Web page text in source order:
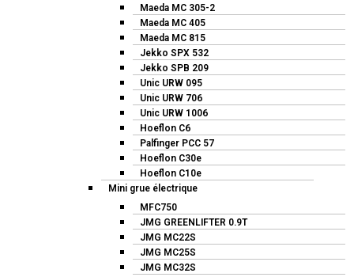
Maeda MC 305-2
Maeda MC 405
Maeda MC 815
Jekko SPX 532
Jekko SPB 209
Unic URW 095
Unic URW 706
Unic URW 1006
Hoeflon C6
Palfinger PCC 57
Hoeflon C30e
Hoeflon C10e
Mini grue électrique
MFC750
JMG GREENLIFTER 0.9T
JMG MC22S
JMG MC25S
JMG MC32S